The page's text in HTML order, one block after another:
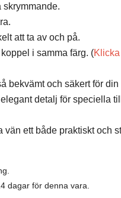
skrymmande.
att ta av och på.
i samma färg. (
bekvämt och säkert för din
detalj för speciella
ett både praktiskt och
dagar för denna vara.